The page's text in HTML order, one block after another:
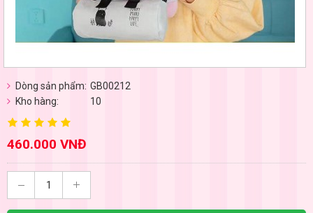
Dòng sản phẩm: GB00212
Kho hàng:
10
460.000 VNĐ